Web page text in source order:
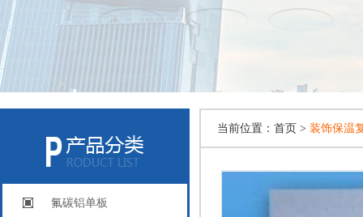
氟碳铝单板
当前位置： 首页 > 装饰保温